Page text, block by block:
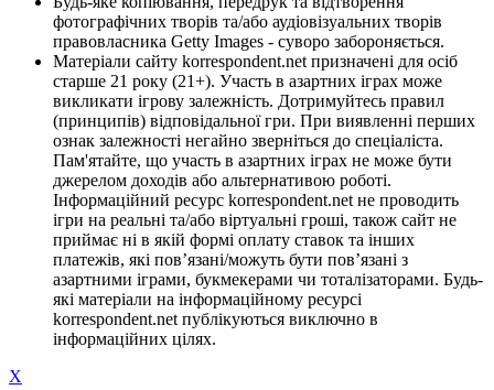
фотографічних творів та/або аудіовізуальних творів
правовласника Getty Images - суворо забороняється.
Матеріали сайту korrespondent.net призначені для осіб
старше 21 року (21+). Участь в азартних іграх може
викликати ігрову залежність. Дотримуйтесь правил
(принципів) відповідальної гри. При виявленні перших
ознак залежності негайно зверніться до спеціаліста.
Пам'ятайте, що участь в азартних іграх не може бути
джерелом доходів або альтернативою роботі.
Інформаційний ресурс korrespondent.net не проводить
ігри на реальні та/або віртуальні гроші, також сайт не
приймає ні в якій формі оплату ставок та інших
платежів, які пов’язані/можуть бути пов’язані з
азартними іграми, букмекерами чи тоталізаторами. Будь-
які матеріали на інформаційному ресурсі
korrespondent.net публікуються виключно в
інформаційних цілях.
X